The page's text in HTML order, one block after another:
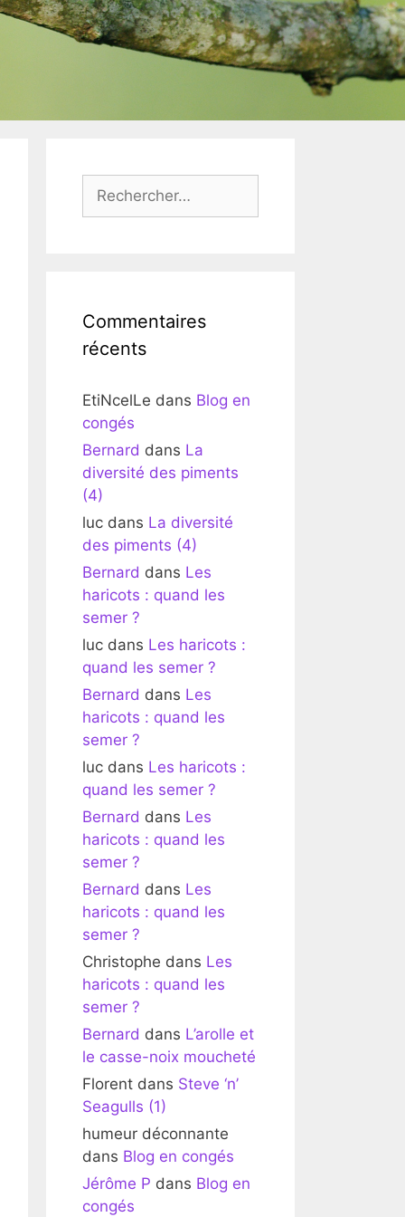
Commentaires
récents
EtiNcelLe dans Blog en
congés
Bernard dans La
diversité des piments
(4)
luc dans La diversité
des piments (4)
Bernard dans Les
haricots : quand les
semer ?
luc dans Les haricots :
quand les semer ?
Bernard dans Les
haricots : quand les
semer ?
luc dans Les haricots :
quand les semer ?
Bernard dans Les
haricots : quand les
semer ?
Bernard dans Les
haricots : quand les
semer ?
Christophe dans Les
haricots : quand les
semer ?
Bernard dans L’arolle et
le casse-noix moucheté
Florent dans Steve ‘n’
Seagulls (1)
humeur déconnante
dans Blog en congés
Jérôme P dans Blog en
congés